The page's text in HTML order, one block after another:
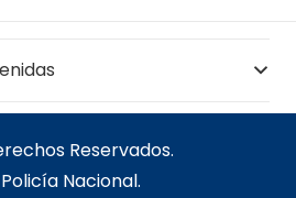
Reservados.
Nacional.